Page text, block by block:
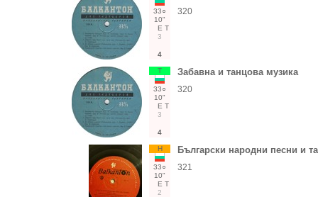
33○
10"
Е Т
3
4
320
Т
33○
10"
Е Т
3
4
Забавна и танцова музика
320
Н
33○
10"
Е Т
2
Български народни песни и
321